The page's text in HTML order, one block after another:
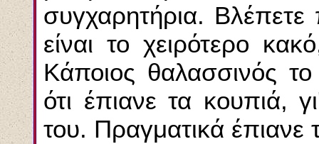
συγχαρητήρια.
είναι το χειρότερο
Κάποιος θαλασσινός
ότι έπιανε τα κουπιά,
του. Πραγματικά έπιανε